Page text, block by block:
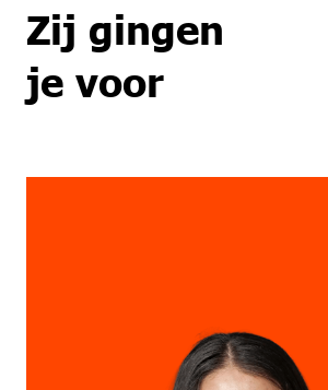
Zij gingen
je voor